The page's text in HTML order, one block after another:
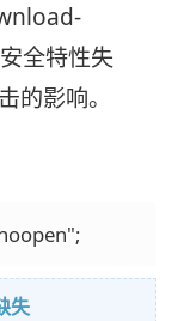
全特性失
的影响。
失